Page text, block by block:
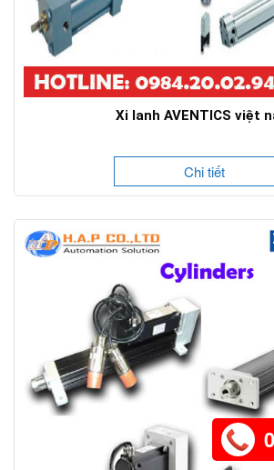
Xi lanh AVENTICS việt
Chi tiết